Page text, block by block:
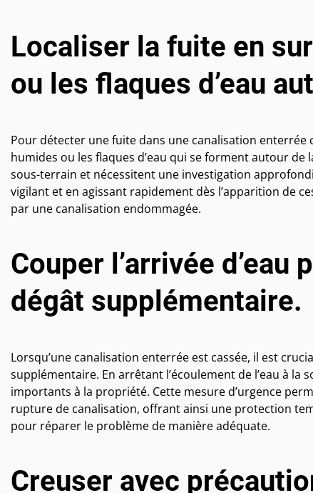
Localiser la fuite en
ou les flaques d’eau
Pour détecter une fuite dans une canalisation enterrée
humides ou les flaques d’eau qui se forment autour
sous-terrain et nécessitent une investigation
vigilant et en agissant rapidement dès l’apparition de
par une canalisation endommagée.
Couper l’arrivée
dégât supplémentaire.
Lorsqu’une canalisation enterrée est cassée, il est
supplémentaire. En arrêtant l’écoulement de l’eau à
importants à la propriété. Cette mesure d’urgence
rupture de canalisation, offrant ainsi une protection
pour réparer le problème de manière adéquate.
Creuser avec